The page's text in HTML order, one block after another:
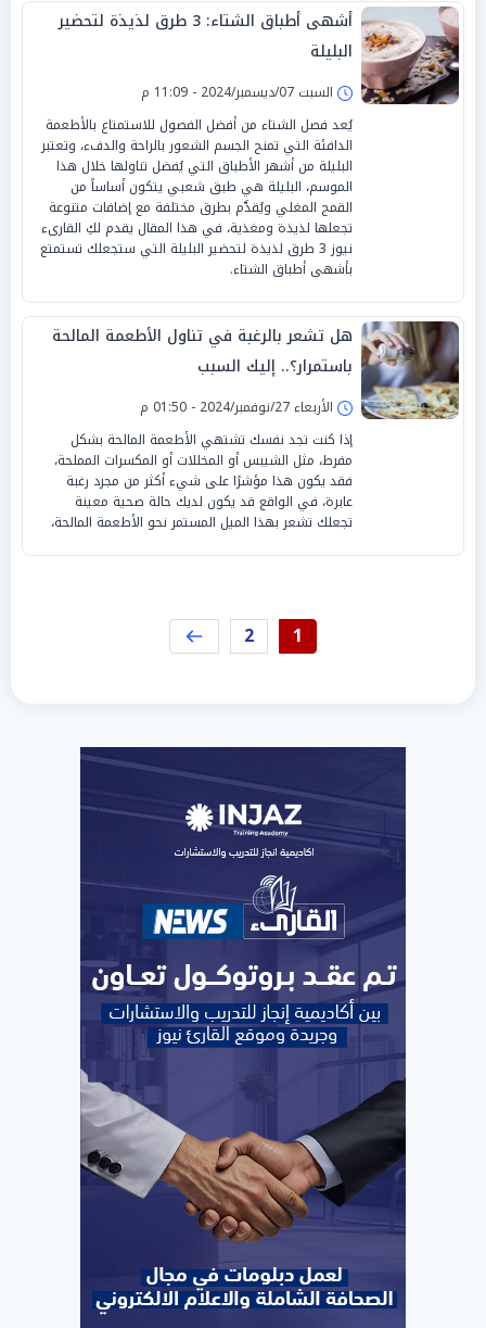
أشهى أطباق الشتاء: 3 طرق لذيذة لتحضير
البليلة
السبت 07/ديسمبر/2024 - 11:09 م
يُعد فصل الشتاء من أفضل الفصول للاستمتاع بالأطعمة
الدافئة التي تمنح الجسم الشعور بالراحة والدفء، وتعتبر
البليلة من أشهر الأطباق التي يُفضل تناولها خلال هذا
الموسم، البليلة هي طبق شعبي يتكون أساساً من
القمح المغلي ويُقدَّم بطرق مختلفة مع إضافات متنوعة
تجعلها لذيذة ومغذية، في هذا المقال يقدم لكِ القارىء
نيوز 3 طرق لذيذة لتحضير البليلة التي ستجعلك تستمتع
بأشهى أطباق الشتاء.
هل تشعر بالرغبة في تناول الأطعمة المالحة
باستمرار؟.. إليك السبب
الأربعاء 27/نوفمبر/2024 - 01:50 م
إذا كنت تجد نفسك تشتهي الأطعمة المالحة بشكل
مفرط، مثل الشيبس أو المخللات أو المكسرات المملحة،
فقد يكون هذا مؤشرًا على شيء أكثر من مجرد رغبة
عابرة، في الواقع قد يكون لديك حالة صحية معينة
تجعلك تشعر بهذا الميل المستمر نحو الأطعمة المالحة،
1
2